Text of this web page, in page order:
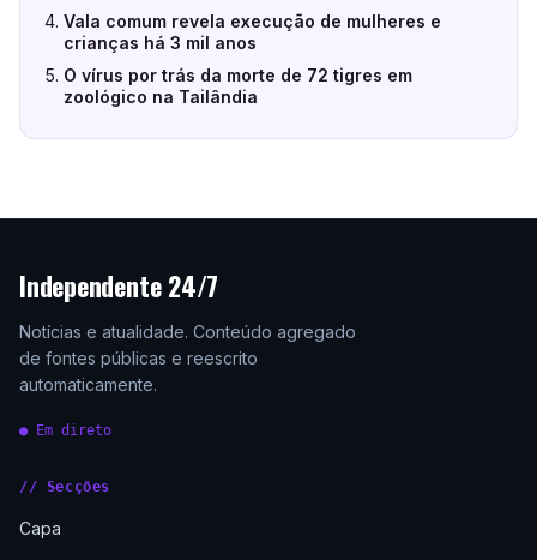
Vala comum revela execução de mulheres e
crianças há 3 mil anos
O vírus por trás da morte de 72 tigres em
zoológico na Tailândia
Independente 24/7
Notícias e atualidade. Conteúdo agregado
de fontes públicas e reescrito
automaticamente.
● Em direto
// Secções
Capa